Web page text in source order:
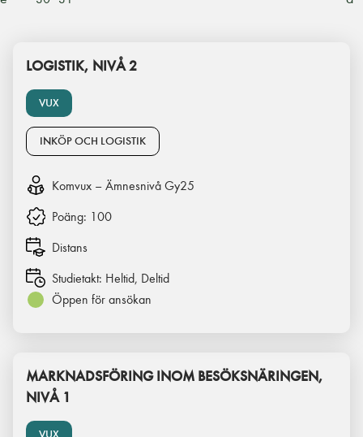
VUX
LOGISTIK, NIVÅ 2
INKÖP OCH LOGISTIK
Komvux – Ämnesnivå Gy25
Poäng: 100
Distans
Studietakt: Heltid, Deltid
Öppen för ansökan
VUX
MARKNADSFÖRING INOM BESÖKSNÄRINGEN,
NIVÅ 1